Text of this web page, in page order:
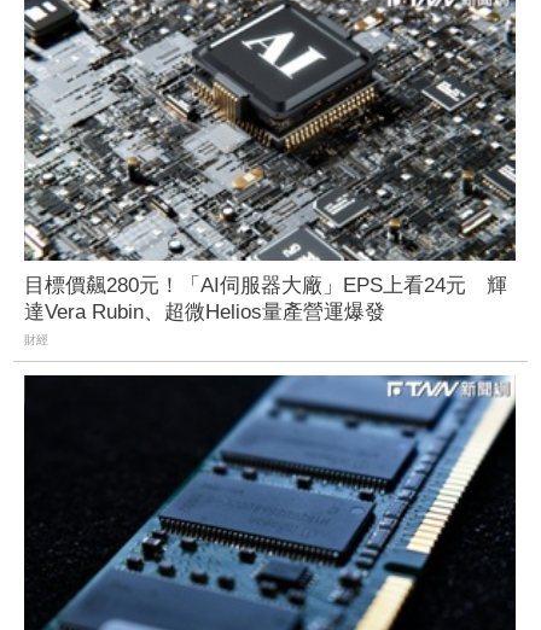
目標價飆280元！「AI伺服器大廠」EPS上看24元 輝
達Vera Rubin、超微Helios量產營運爆發
財經